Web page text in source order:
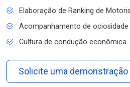
Elaboração de Ranking de
Acompanhamento de
Cultura de condução econômica
Solicite uma demonstração